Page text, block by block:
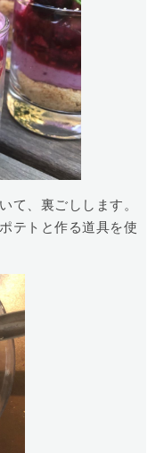
て、裏ごしします。
テトと作る道具を使